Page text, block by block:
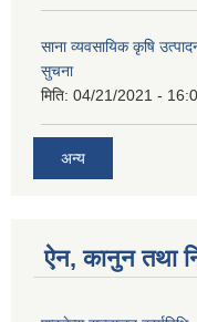
साना व्यवसायिक कृषि
सुचना
मिति: 04/21/2021 -
अन्य
ऐन, कानुन तथा